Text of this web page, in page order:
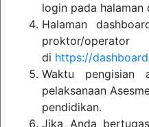
login pada halaman
Halaman
proktor/
di https://
Waktu pengisian
pelaksanaan
pendidikan.
Jika Anda